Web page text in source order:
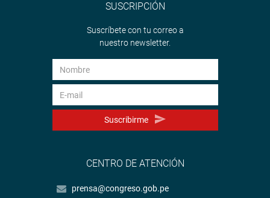
SUSCRIPCIÓN
Suscríbete con tu correo a
nuestro newsletter.
Suscribirme
CENTRO DE ATENCIÓN
prensa@congreso.gob.pe